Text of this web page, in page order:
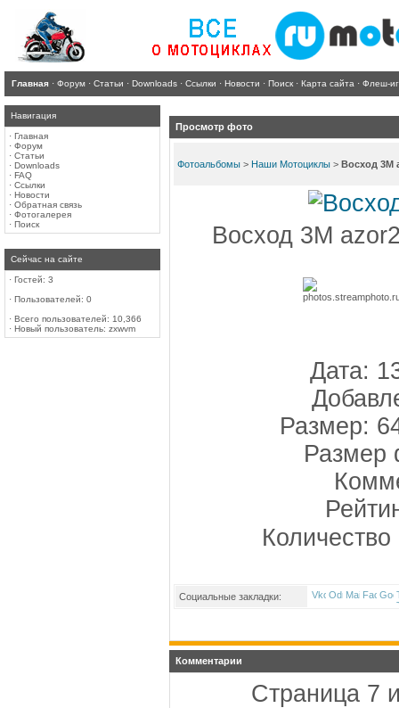
Главная · Форум · Статьи · Downloads · Ссылки · Новости · Поиск · Карта сайта · Флеш-
Навигация
· Главная
· Форум
· Статьи
· Downloads
· FAQ
· Ссылки
· Новости
· Обратная связь
· Фотогалерея
· Поиск
Сейчас на сайте
· Гостей: 3
· Пользователей: 0
· Всего пользователей: 10,366
· Новый пользователь: zxwvm
Просмотр фото
Фотоальбомы > Наши Мотоциклы > Восход 3М
Восход 3М
Дата:
Размер:
Размер
Социальные закладки:
Комментарии
Страница 7